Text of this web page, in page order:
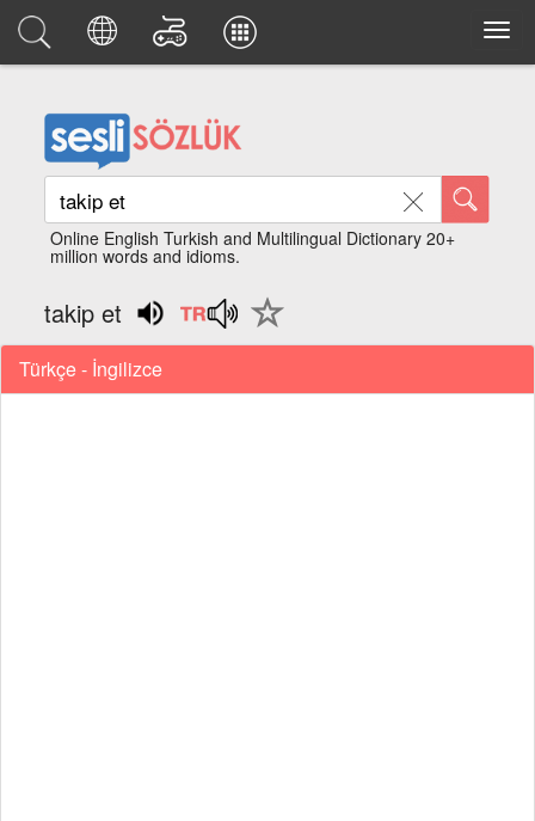
Online English Turkish and Multilingual Dictionary 20+
million words and idioms.
takip et
Türkçe - İngilizce